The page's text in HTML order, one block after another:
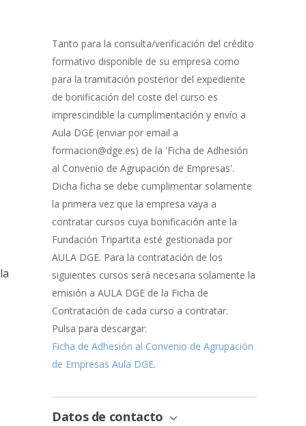
de
Bonificación
Tanto para la consulta/verificación del crédito
formativo disponible de su empresa como
para la tramitación posterior del expediente
de bonificación del coste del curso es
imprescindible la cumplimentación y envío a
Aula DGE (enviar por email a
formacion@dge.es) de la 'Ficha de Adhesión
al Convenio de Agrupación de Empresas'.
Dicha ficha se debe cumplimentar solamente
la primera vez que la empresa vaya a
contratar cursos cuya bonificación ante la
Fundación Tripartita esté gestionada por
AULA DGE. Para la contratación de los
siguientes cursos será necesaria solamente la
emisión a AULA DGE de la Ficha de
Contratación de cada curso a contratar.
Pulsa para descargar:
Ficha de Adhesión al Convenio de Agrupación
de Empresas Aula DGE.
Datos de contacto